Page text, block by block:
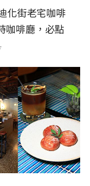
化街老宅咖啡
咖啡廳，必點